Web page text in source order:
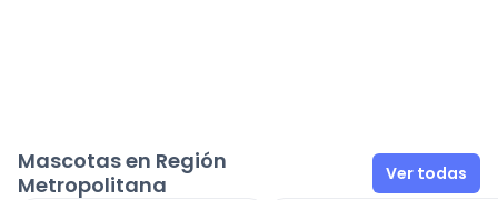
Mascotas en Región
Metropolitana
Ver todas